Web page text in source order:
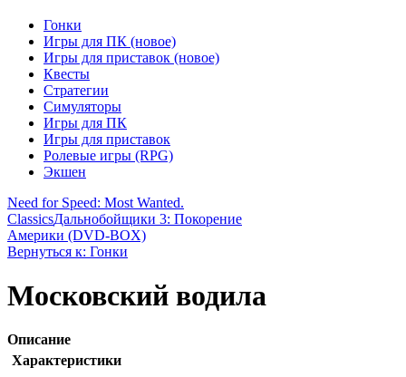
Гонки
Игры для ПК (новое)
Игры для приставок (новое)
Квесты
Стратегии
Симуляторы
Игры для ПК
Игры для приставок
Ролевые игры (RPG)
Экшен
Need for Speed: Most Wanted.
ClassicsДальнобойщики 3: Покорение
Америки (DVD-BOX)
Вернуться к: Гонки
Московский водила
Описание
Характеристики